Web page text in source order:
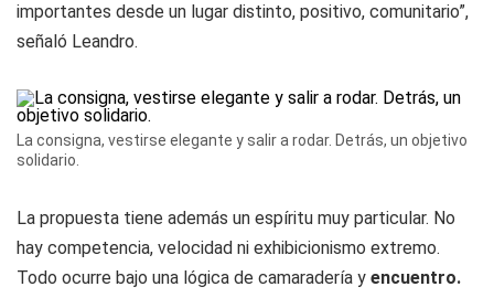
importantes desde un lugar distinto, positivo, comunitario”,
señaló Leandro.
La consigna, vestirse elegante y salir a rodar. Detrás, un objetivo
solidario.
La propuesta tiene además un espíritu muy particular. No
hay competencia, velocidad ni exhibicionismo extremo.
Todo ocurre bajo una lógica de camaradería y encuentro.